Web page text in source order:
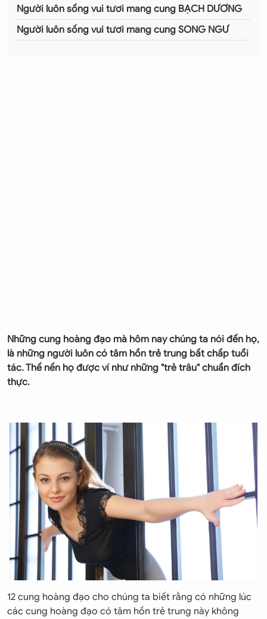
Người luôn sống vui tươi mang cung BẠCH DƯƠNG
Người luôn sống vui tươi mang cung SONG NGƯ
Những cung hoàng đạo mà hôm nay chúng ta nói đến họ,
là những người luôn có tâm hồn trẻ trung bất chấp tuổi
tác. Thế nến họ được ví như những "trẻ trâu" chuẩn đích
thực.
12 cung hoàng đạo cho chúng ta biết rằng có những lúc
các cung hoàng đạo có tâm hồn trẻ trung này không